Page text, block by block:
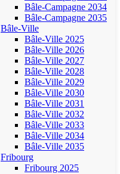
Bâle-Campagne 2034
Bâle-Campagne 2035
Bâle-Ville
Bâle-Ville 2025
Bâle-Ville 2026
Bâle-Ville 2027
Bâle-Ville 2028
Bâle-Ville 2029
Bâle-Ville 2030
Bâle-Ville 2031
Bâle-Ville 2032
Bâle-Ville 2033
Bâle-Ville 2034
Bâle-Ville 2035
Fribourg
Fribourg 2025